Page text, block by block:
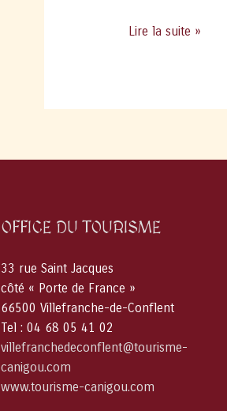
Catalàtuning
novembre
Lire la suite »
OFFICE DU TOURISME
33 rue Saint Jacques
côté « Porte de France »
66500 Villefranche-de-Conflent
Tel : 04 68 05 41 02
villefranchedeconflent@tourisme-
canigou.com
www.tourisme-canigou.com